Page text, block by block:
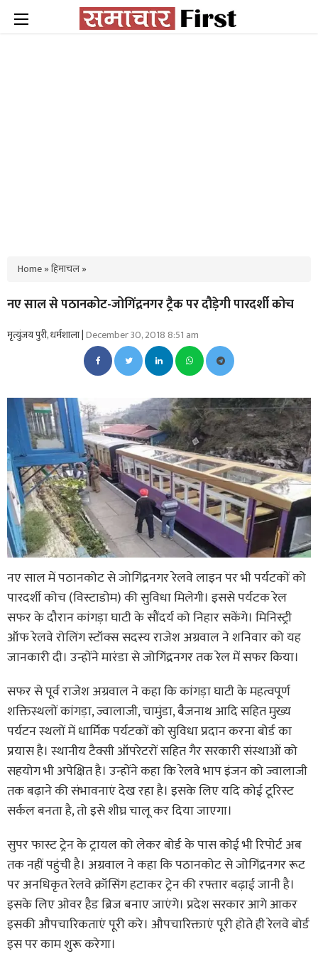
Home»हिमाचल»
नए साल से पठानकोट-जोगिंद्रनगर ट्रैक पर दौड़ेगी पारदर्शी कोच
मृत्युंजय पुरी, धर्मशाला |December 30, 2018 8:51 am
नए साल में पठानकोट से जोगिंद्रनगर रेलवे लाइन पर भी पर्यटकों को
पारदर्शी कोच (विस्टाडोम) की सुविधा मिलेगी। इससे पर्यटक रेल
सफर के दौरान कांगड़ा घाटी के सौंदर्य को निहार सकेंगे। मिनिस्ट्री
ऑफ रेलवे रोलिंग स्टॉक्स सदस्य राजेश अग्रवाल ने शनिवार को यह
जानकारी दी। उन्होंने मारंडा से जोगिंद्रनगर तक रेल में सफर किया।
सफर से पूर्व राजेश अग्रवाल ने कहा कि कांगड़ा घाटी के महत्वपूर्ण
शक्तिस्थलों कांगड़ा, ज्वालाजी, चामुंडा, बैजनाथ आदि सहित मुख्य
पर्यटन स्थलों में धार्मिक पर्यटकों को सुविधा प्रदान करना बोर्ड का
प्रयास है। स्थानीय टैक्सी ऑपरेटरों सहित गैर सरकारी संस्थाओं को
सहयोग भी अपेक्षित है। उन्होंने कहा कि रेलवे भाप इंजन को ज्वालाजी
तक बढ़ाने की संभावनाएं देख रहा है। इसके लिए यदि कोई टूरिस्ट
सर्कल बनता है, तो इसे शीघ्र चालू कर दिया जाएगा।
सुपर फास्ट ट्रेन के ट्रायल को लेकर बोर्ड के पास कोई भी रिपोर्ट अब
तक नहीं पहुंची है। अग्रवाल ने कहा कि पठानकोट से जोगिंद्रनगर रूट
पर अनधिकृत रेलवे क्रॉसिंग हटाकर ट्रेन की रफ्तार बढ़ाई जानी है।
इसके लिए ओवर हैड ब्रिज बनाए जाएंगे। प्रदेश सरकार आगे आकर
इसकी औपचारिकताएं पूरी करे। औपचारिक्ताएं पूरी होते ही रेलवे बोर्ड
इस पर काम शुरू करेगा।